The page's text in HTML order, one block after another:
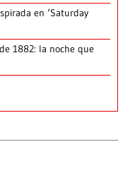
en ‘Saturday
1882: la noche que